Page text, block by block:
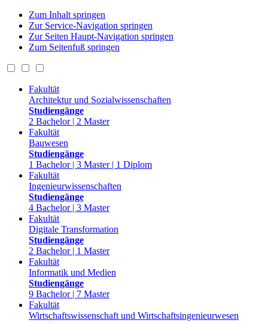
Zum Inhalt springen
Zur Service-Navigation springen
Zur Seiten Haupt-Navigation springen
Zum Seitenfuß springen
Fakultät
Architektur und Sozialwissenschaften
Studiengänge
2 Bachelor | 2 Master
Fakultät
Bauwesen
Studiengänge
1 Bachelor | 3 Master | 1 Diplom
Fakultät
Ingenieurwissenschaften
Studiengänge
4 Bachelor | 3 Master
Fakultät
Digitale Transformation
Studiengänge
2 Bachelor | 1 Master
Fakultät
Informatik und Medien
Studiengänge
9 Bachelor | 7 Master
Fakultät
Wirtschaftswissenschaft und Wirtschaftsingenieurwesen